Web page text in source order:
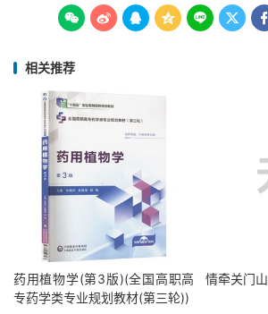
      
相关推荐
药用植物学(第3版)(全国高职高
专药学类专业规划教材(第三轮))
情牵关门山